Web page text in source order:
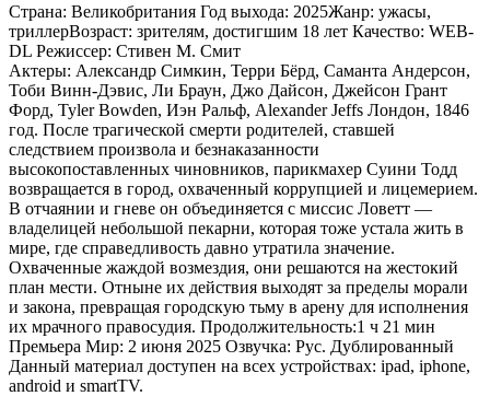
Страна: Великобритания Год выхода: 2025Жанр: ужасы,
триллерВозраст: зрителям, достигшим 18 лет Качество: WEB-
DL Режиссер: Стивен М. Смит
Актеры: Александр Симкин, Терри Бёрд, Саманта Андерсон,
Тоби Винн-Дэвис, Ли Браун, Джо Дайсон, Джейсон Грант
Форд, Tyler Bowden, Иэн Ральф, Alexander Jeffs Лондон, 1846
год. После трагической смерти родителей, ставшей
следствием произвола и безнаказанности
высокопоставленных чиновников, парикмахер Суини Тодд
возвращается в город, охваченный коррупцией и лицемерием.
В отчаянии и гневе он объединяется с миссис Ловетт —
владелицей небольшой пекарни, которая тоже устала жить в
мире, где справедливость давно утратила значение.
Охваченные жаждой возмездия, они решаются на жестокий
план мести. Отныне их действия выходят за пределы морали
и закона, превращая городскую тьму в арену для исполнения
их мрачного правосудия. Продолжительность:1 ч 21 мин
Премьера Мир: 2 июня 2025 Озвучка: Рус. Дублированный
Данный материал доступен на всех устройствах: ipad, iphone,
android и smartTV.